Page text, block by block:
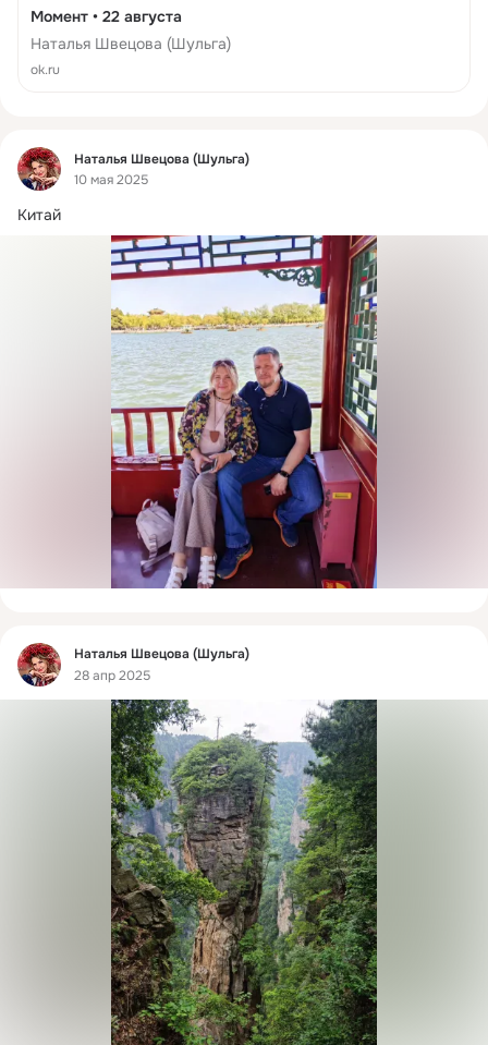
Момент • 22 августа
Наталья Швецова (Шульга)
ok.ru
Фид
Наталья Швецова (Шульга)
10 мая 2025
Китай
Фид
Наталья Швецова (Шульга)
28 апр 2025